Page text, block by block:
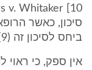
סיכון, כאשר
ביחס לסיכון זה (Arndt et al. V. Smith [9]).
אין ספק, כי